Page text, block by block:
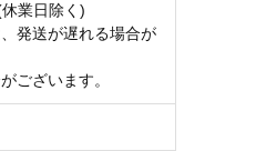
業日除く)
発送が遅れる場合が
ございます。